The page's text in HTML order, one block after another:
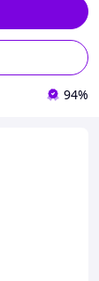
94%